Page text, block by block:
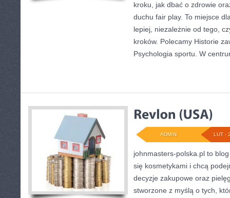
kroku, jak dbać o zdrowie
duchu fair play. To miejsce
lepiej, niezależnie od tego,
kroków. Polecamy Historie
Psychologia sportu. W
LUT -
ADMIN
johnmasters-polska.pl to
się kosmetykami i chcą
decyzje zakupowe oraz
stworzone z myślą o tych,